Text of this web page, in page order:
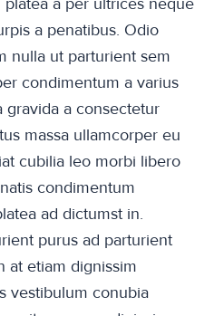
a penatibus. Odio
nulla ut parturient sem
condimentum a varius
gravida a consectetur
massa ullamcorper eu
cubilia leo morbi libero
condimentum
ad dictumst in.
purus ad parturient
at etiam dignissim
vestibulum conubia